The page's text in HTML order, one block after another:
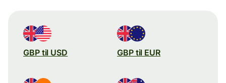
GBP til USD GBP til EUR